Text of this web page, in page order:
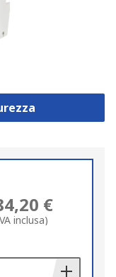
€
inclusa)